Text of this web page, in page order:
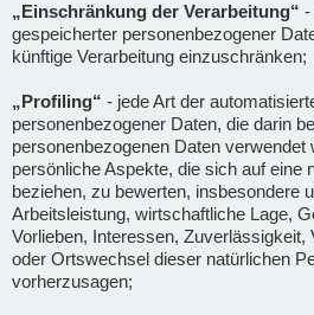
„Einschränkung der Verarbeitung“ -
gespeicherter personenbezogener
künftige Verarbeitung einzuschränken;
„Profiling“ - jede Art der
personenbezogener Daten, die darin
personenbezogenen Daten
persönliche Aspekte, die sich auf eine
beziehen, zu bewerten, insbesondere
Arbeitsleistung, wirtschaftliche Lage,
Vorlieben, Interessen, Zuverlässigkeit,
oder Ortswechsel dieser natürlichen
vorherzusagen;